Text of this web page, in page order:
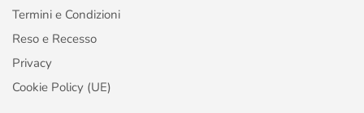
Termini e Condizioni
Reso e Recesso
Privacy
Cookie Policy (UE)